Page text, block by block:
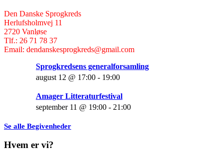
Den Danske Sprogkreds
Herlufsholmvej 11
2720 Vanløse
Tlf.: 26 71 78 37
Email: dendanskesprogkreds@gmail.com
Sprogkredsens generalforsamling
august 12 @ 17:00 - 19:00
Amager Litteraturfestival
september 11 @ 19:00 - 21:00
Se alle Begivenheder
Hvem er vi?